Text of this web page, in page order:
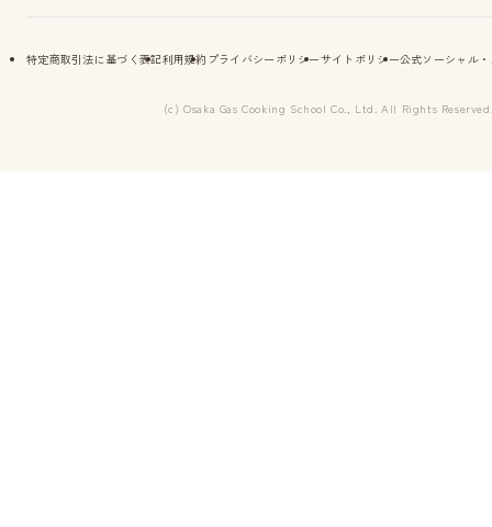
特定商取引法に基づく表記利用規約 プライバシーポリシーサイトポリシー公式ソーシャル
(c) Osaka Gas Cooking School Co., Ltd. All Rights